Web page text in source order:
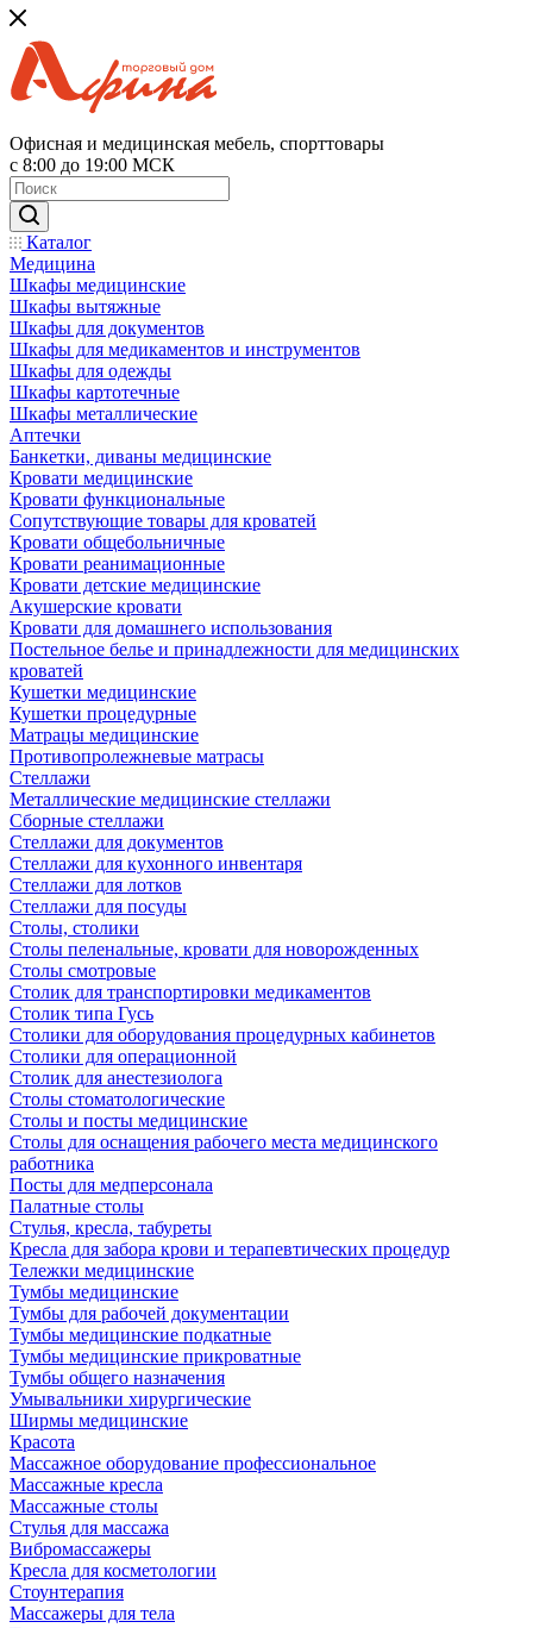
Офисная и медицинская мебель, спорттовары
с 8:00 до 19:00 МСК
Каталог
Медицина
Шкафы медицинские
Шкафы вытяжные
Шкафы для документов
Шкафы для медикаментов и инструментов
Шкафы для одежды
Шкафы картотечные
Шкафы металлические
Аптечки
Банкетки, диваны медицинские
Кровати медицинские
Кровати функциональные
Сопутствующие товары для кроватей
Кровати общебольничные
Кровати реанимационные
Кровати детские медицинские
Акушерские кровати
Кровати для домашнего использования
Постельное белье и принадлежности для медицинских
кроватей
Кушетки медицинские
Кушетки процедурные
Матрацы медицинские
Противопролежневые матрасы
Стеллажи
Металлические медицинские стеллажи
Сборные стеллажи
Стеллажи для документов
Стеллажи для кухонного инвентаря
Стеллажи для лотков
Стеллажи для посуды
Столы, столики
Столы пеленальные, кровати для новорожденных
Столы смотровые
Столик для транспортировки медикаментов
Столик типа Гусь
Столики для оборудования процедурных кабинетов
Столики для операционной
Столик для анестезиолога
Столы стоматологические
Столы и посты медицинские
Столы для оснащения рабочего места медицинского
работника
Посты для медперсонала
Палатные столы
Стулья, кресла, табуреты
Кресла для забора крови и терапевтических процедур
Тележки медицинские
Тумбы медицинские
Тумбы для рабочей документации
Тумбы медицинские подкатные
Тумбы медицинские прикроватные
Тумбы общего назначения
Умывальники хирургические
Ширмы медицинские
Красота
Массажное оборудование профессиональное
Массажные кресла
Массажные столы
Стулья для массажа
Вибромассажеры
Кресла для косметологии
Стоунтерапия
Массажеры для тела